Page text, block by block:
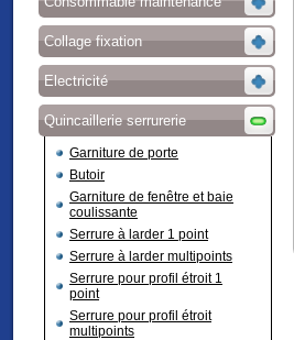
Collage fixation
Electricité
Quincaillerie serrurerie
Garniture de porte
Butoir
Garniture de fenêtre et baie
coulissante
Serrure à larder 1 point
Serrure à larder multipoints
Serrure pour profil étroit 1
point
Serrure pour profil étroit
multipoints